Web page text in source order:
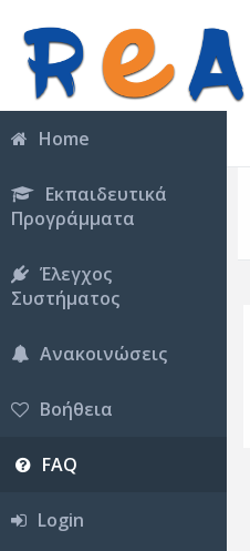
Home
Εκπαιδευτικά
Προγράμματα
Έλεγχος
Συστήματος
Ανακοινώσεις
Βοήθεια
FAQ
Login